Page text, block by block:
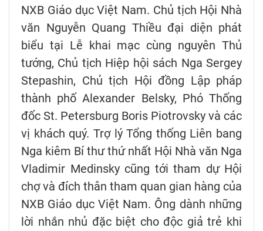
NXB Giáo dục Việt Nam. Chủ tịch Hội Nhà
văn Nguyễn Quang Thiều đại diện phát
biểu tại Lễ khai mạc cùng nguyên Thủ
tướng, Chủ tịch Hiệp hội sách Nga Sergey
Stepashin, Chủ tịch Hội đồng Lập pháp
thành phố Alexander Belsky, Phó Thống
đốc St. Petersburg Boris Piotrovsky và các
vị khách quý. Trợ lý Tổng thống Liên bang
Nga kiêm Bí thư thứ nhất Hội Nhà văn Nga
Vladimir Medinsky cũng tới tham dự Hội
chợ và đích thân tham quan gian hàng của
NXB Giáo dục Việt Nam. Ông dành những
lời nhắn nhủ đặc biệt cho độc giả trẻ khi